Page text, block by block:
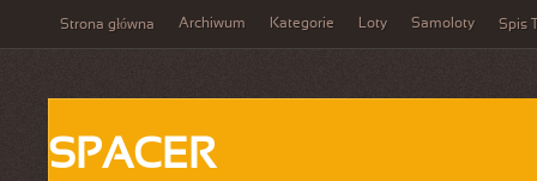
Strona główna Archiwum Kategorie Loty Samoloty Spis
SPACER